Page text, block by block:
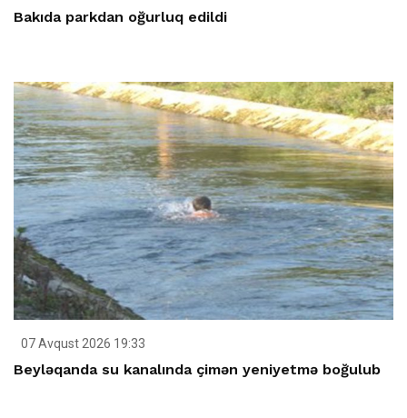
Bakıda parkdan oğurluq edildi
07 Avqust 2026 19:33
Beyləqanda su kanalında çimən yeniyetmə boğulub